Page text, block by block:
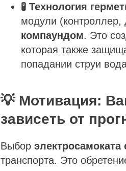
🧪 Технология
модули
компаундом. Это
которая также
попадании струи
💡 Мотивация:
зависеть от
Выбор электросамоката
транспорта. Это